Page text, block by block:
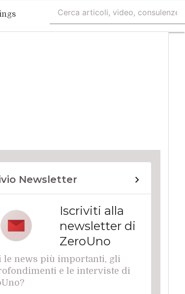
Newsletter
Iscriviti alla
newsletter di
ZeroUno
le news più importanti, gli
e le interviste di